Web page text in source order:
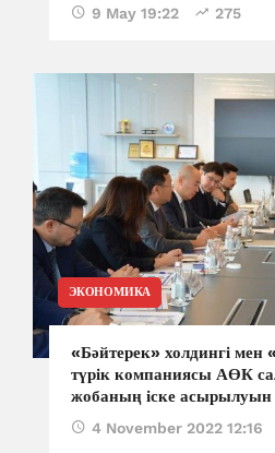
9 May 19:22 275
ЭКОНОМИКА
«Бәйтерек» холдингі
түрік компаниясы АӨК
жобаның іске
4 November 2022 12:16